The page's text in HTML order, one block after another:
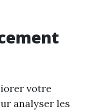
votre
analyser les